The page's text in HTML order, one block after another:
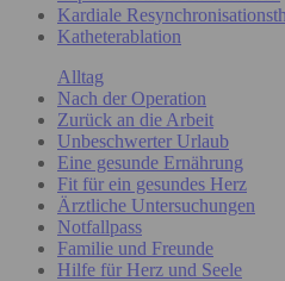
Kardiale
Katheterablation
Alltag
Nach der Operation
Zurück an die Arbeit
Unbeschwerter Urlaub
Eine gesunde Ernährung
Fit für ein gesundes Herz
Ärztliche Untersuchungen
Notfallpass
Familie und Freunde
Hilfe für Herz und Seele